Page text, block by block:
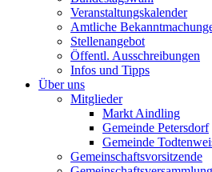
Veranstaltungskalender
Amtliche
Stellenangebot
Öffentl. Ausschreibungen
Infos und Tipps
Über uns
Mitglieder
Markt Aindling
Gemeinde Petersdorf
Gemeinde
Gemeinschaftsvorsitzende